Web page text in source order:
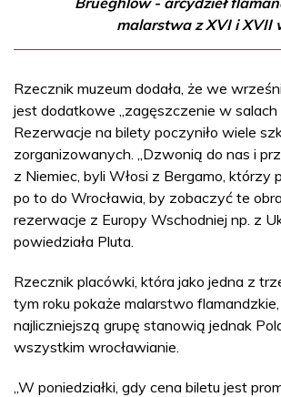
malarstwa z XVI i XVII
Rzecznik muzeum dodała, że we
jest dodatkowe „zagęszczenie w salach
Rezerwacje na bilety poczyniło wiele
zorganizowanych. „Dzwonią do nas i
z Niemiec, byli Włosi z Bergamo, którzy
po to do Wrocławia, by zobaczyć te
rezerwacje z Europy Wschodniej np. z
powiedziała Pluta.
Rzecznik placówki, która jako jedna z
tym roku pokaże malarstwo flamandzkie,
najliczniejszą grupę stanowią jednak
wszystkim wrocławianie.
„W poniedziałki, gdy cena biletu jest